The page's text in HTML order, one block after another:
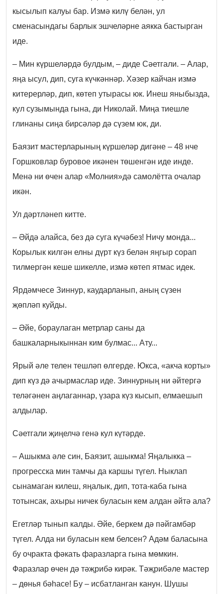
кысылып калуы бар. Измә килү белән, ул
сменасындагы барлык эшчеләрне аякка бастырган
иде.
– Мин күршеләрдә булдым, – диде Сәетгали. – Алар,
яңа ысул, дип, суга күчкәннәр. Хәзер кайчан измә
китерерләр, дип, көтеп утырасы юк. Инеш яныбызда,
кул сузымында гына, ди Николай. Миңа тиешле
глинаны сиңа бирсәләр дә сүзем юк, ди.
Баязит мастерларының күршеләр дигәне – 48 нче
Горшковлар буровое икәнен төшенгән иде инде.
Менә ни өчен алар «Молния»дә самолётта очалар
икән.
Ул дәртләнеп китте.
– Әйдә алайса, без дә суга күчәбез! Ничу монда...
Корылык килгән елны дүрт күз белән яңгыр сорап
тилмергән кеше шикелле, измә көтеп ятмас идек.
Ярдәмчесе Зиннур, каударланып, аның сүзен
җөпләп куйды.
– Әйе, бораулаган метрлар саны да
башкаларныкыннан ким булмас... Ату...
Ярый әле телен тешләп өлгерде. Юкса, «акча корты»
дип күз дә ачырмаслар иде. Зиннурның ни әйтергә
теләгәнен аңлаганнар, үзара күз кысып, елмаешып
алдылар.
Сәетгали җиңелчә генә кул күтәрде.
– Ашыкма әле син, Баязит, ашыкма! Яңалыкка –
прогресска мин тамчы да каршы түгел. Ныклап
сынамаган килеш, яңалык, дип, тота-каба гына
тотынсак, ахыры ничек буласын кем алдан әйтә ала?
Егетләр тынып калды. Әйе, беркем дә пәйгамбәр
түгел. Алда ни буласын кем белсен? Адәм баласына
бу очракта фәкать фаразларга гына мөмкин.
Фаразлар өчен дә тәҗрибә кирәк. Тәҗрибәле мастер
– дөнья бәһасе! Бу – исбатланган канун. Шушы